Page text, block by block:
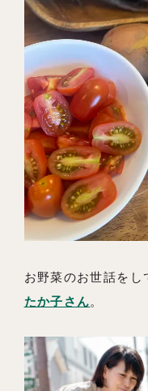
お野菜のお世話を
たか子さん。